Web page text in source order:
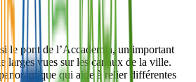
le pont de l’Accademia, un important
larges vues sur les canaux de la ville.
qui aide à relier différentes